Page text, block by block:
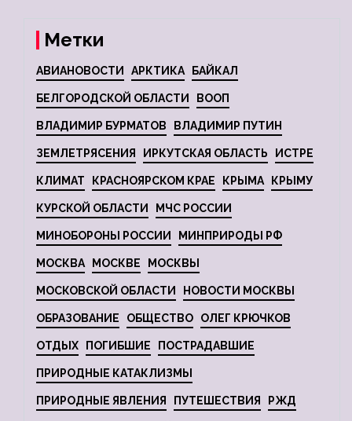
Метки
АВИАНОВОСТИ АРКТИКА БАЙКАЛ
БЕЛГОРОДСКОЙ ОБЛАСТИ ВООП
ВЛАДИМИР БУРМАТОВ ВЛАДИМИР ПУТИН
ЗЕМЛЕТРЯСЕНИЯ ИРКУТСКАЯ ОБЛАСТЬ ИСТРЕ
КЛИМАТ КРАСНОЯРСКОМ КРАЕ КРЫМА КРЫМУ
КУРСКОЙ ОБЛАСТИ МЧС РОССИИ
МИНОБОРОНЫ РОССИИ МИНПРИРОДЫ РФ
МОСКВА МОСКВЕ МОСКВЫ
МОСКОВСКОЙ ОБЛАСТИ НОВОСТИ МОСКВЫ
ОБРАЗОВАНИЕ ОБЩЕСТВО ОЛЕГ КРЮЧКОВ
ОТДЫХ ПОГИБШИЕ ПОСТРАДАВШИЕ
ПРИРОДНЫЕ КАТАКЛИЗМЫ
ПРИРОДНЫЕ ЯВЛЕНИЯ ПУТЕШЕСТВИЯ РЖД